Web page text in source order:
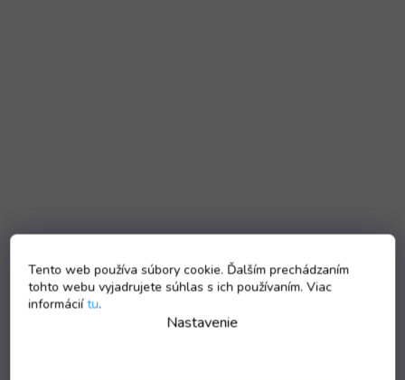
Tento web používa súbory cookie. Ďalším prechádzaním
tohto webu vyjadrujete súhlas s ich používaním. Viac
informáciítu.
Nastavenie